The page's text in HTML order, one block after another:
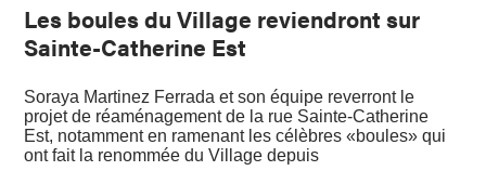
Les boules du Village reviendront sur
Sainte-Catherine Est
Soraya Martinez Ferrada et son équipe reverront le
projet de réaménagement de la rue Sainte-Catherine
Est, notamment en ramenant les célèbres «boules» qui
ont fait la renommée du Village depuis